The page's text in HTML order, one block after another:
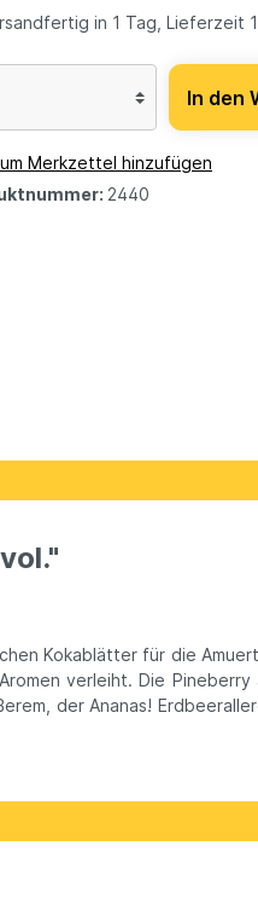
in 1 Tag, Lieferzeit
In den
Merkzettel hinzufügen
2440
Kokablätter für die
verleiht. Die Pineberry
der Ananas!